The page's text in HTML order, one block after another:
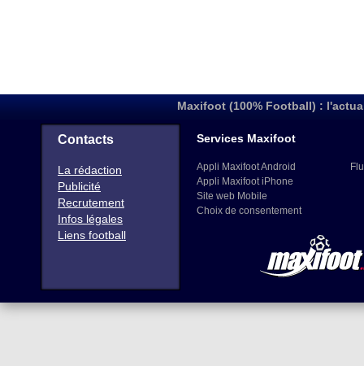
Maxifoot (100% Football) :
Contacts
La rédaction
Publicité
Recrutement
Infos légales
Liens football
Services Maxifoot
Appli Maxifoot Android
Appli Maxifoot iPhone
Site web Mobile
Choix de consentement